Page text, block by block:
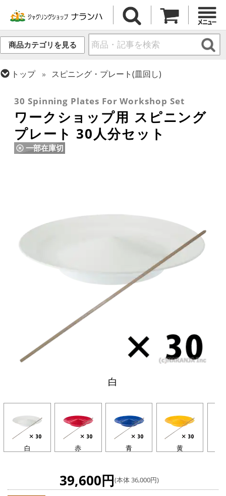
商品カテゴリを見る
トップ
スピニング・プレート(皿回し)
30 Spinning Plates For Workshop Set
ワークショップ用 スピニング
プレート 30人分セット
一部在庫切
白
白 赤 青 黄
39,600円(本体 36,000円)